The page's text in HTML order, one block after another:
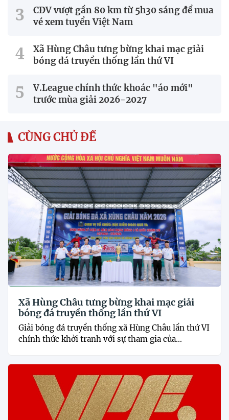
CĐV vượt gần 80 km từ 5h30 sáng để mua
vé xem tuyển Việt Nam
Xã Hùng Châu tưng bừng khai mạc giải
bóng đá truyền thống lần thứ VI
V.League chính thức khoác "áo mới"
trước mùa giải 2026-2027
CÙNG CHỦ ĐỀ
Xã Hùng Châu tưng bừng khai mạc giải
bóng đá truyền thống lần thứ VI
Giải bóng đá truyền thống xã Hùng Châu lần thứ VI
chính thức khởi tranh với sự tham gia của...